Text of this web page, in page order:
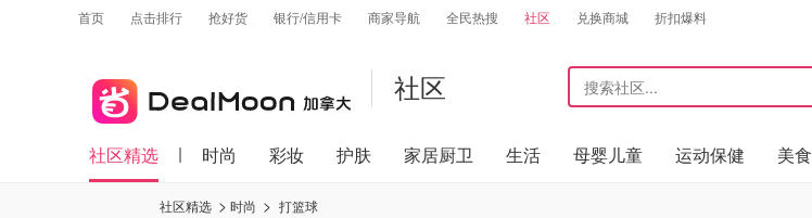
首页 点击排行 抢好货 银行/信用卡 商家导航 全民热搜 社区 兑换商城 折扣爆料
社区
社区精选 时尚 彩妆 护肤 家居厨卫 生活 母婴儿童 运动保健 美食
社区精选 时尚 打篮球